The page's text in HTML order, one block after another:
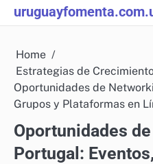
Skip
to
Home
Estrategias de
Oportunidades de
Grupos y Plataformas en
Oportunidades
Portugal: